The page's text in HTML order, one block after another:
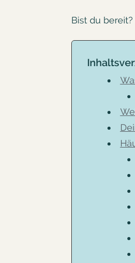
Bist du